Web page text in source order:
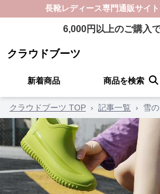
長靴レディース専門通販サイト
6,000円以上のご購入
クラウドブーツ
新着商品 商品を検索
クラウドブーツ TOP › 記事一覧 › 雪